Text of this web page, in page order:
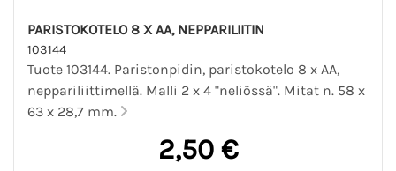
PARISTOKOTELO 8 X AA, NEPPARILIITIN
103144
Tuote 103144. Paristonpidin, paristokotelo 8 x AA,
neppariliittimellä. Malli 2 x 4 "neliössä". Mitat n. 58 x
63 x 28,7 mm.
2,50 €